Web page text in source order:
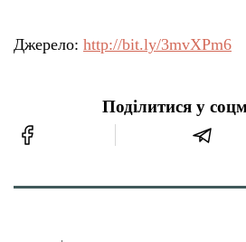
Джерело: http://bit.ly/3mvXPm6
Поділитися у